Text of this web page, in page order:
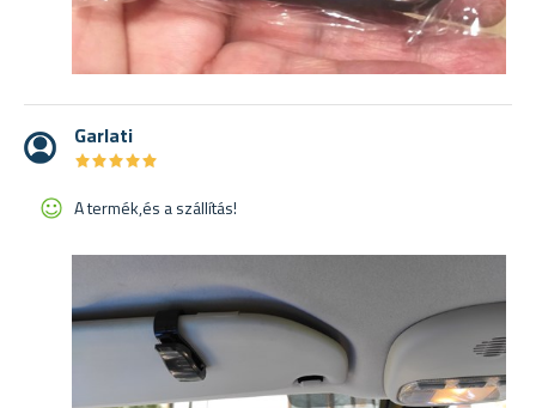
Garlati
★★★★★
★★★★★
A termék,és a szállítás!